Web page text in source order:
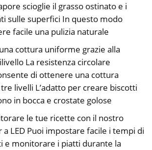
scioglie il grasso ostinato e i
sulle superfici In questo modo
facile una pulizia naturale
cottura uniforme grazie alla
La resistenza circolare
di ottenere una cottura
livelli L’adatto per creare biscotti
in bocca e crostate golose
le tue ricette con il nostro
LED Puoi impostare facile i tempi di
e monitorare i piatti durante la